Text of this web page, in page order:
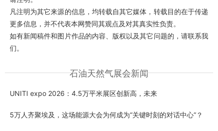
凡注明为其它来源的信息，均转载自其它媒体，转载目的在于传递
更多信息，并不代表本网赞同其观点及对其真实性负责。
如有新闻稿件和图片作品的内容、版权以及其它问题的，请联系我
们。
石油天然气展会新闻
UNITI expo 2026：4.5万平米展区创新高，未来
5万人齐聚埃及，这场能源大会为何成为“关键时刻的对话中心”？